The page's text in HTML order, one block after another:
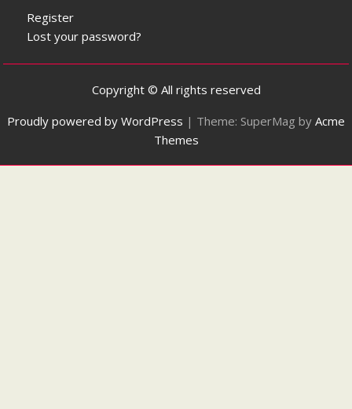
Register
Lost your password?
Copyright © All rights reserved
Proudly powered by WordPress | Theme: SuperMag by Acme
Themes